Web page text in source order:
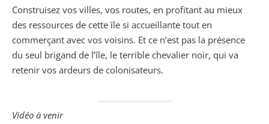
Construisez vos villes, vos routes, en profitant au mieux
des ressources de cette île si accueillante tout en
commerçant avec vos voisins. Et ce n’est pas la présence
du seul brigand de l’île, le terrible chevalier noir, qui va
retenir vos ardeurs de colonisateurs.
Vidéo à venir